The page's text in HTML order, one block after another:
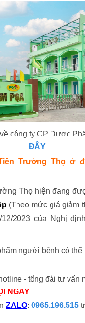
công ty CP Dược
ĐÂY
Trường Thọ ở
Thọ hiện đang
(Theo mức giá giảm
2023 của Nghị
người bệnh có thể
- tổng đài tư vấn
NGAY
ZALO: 0965.196.515